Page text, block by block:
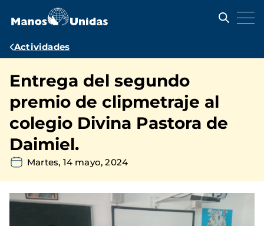
contenido
Ruta
navegación
Actividades
Entrega del segundo
premio de clipmetraje al
colegio Divina Pastora de
Daimiel.
Martes, 14 mayo, 2024